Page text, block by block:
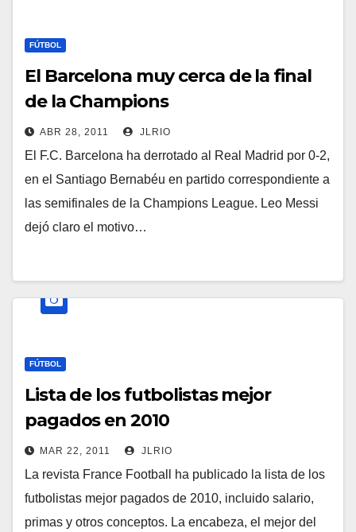
FÚTBOL
El Barcelona muy cerca de la final
de la Champions
ABR 28, 2011 JLRIO
El F.C. Barcelona ha derrotado al Real Madrid por 0-2,
en el Santiago Bernabéu en partido correspondiente a
las semifinales de la Champions League. Leo Messi
dejó claro el motivo…
FÚTBOL
Lista de los futbolistas mejor
pagados en 2010
MAR 22, 2011 JLRIO
La revista France Football ha publicado la lista de los
futbolistas mejor pagados de 2010, incluido salario,
primas y otros conceptos. La encabeza, el mejor del